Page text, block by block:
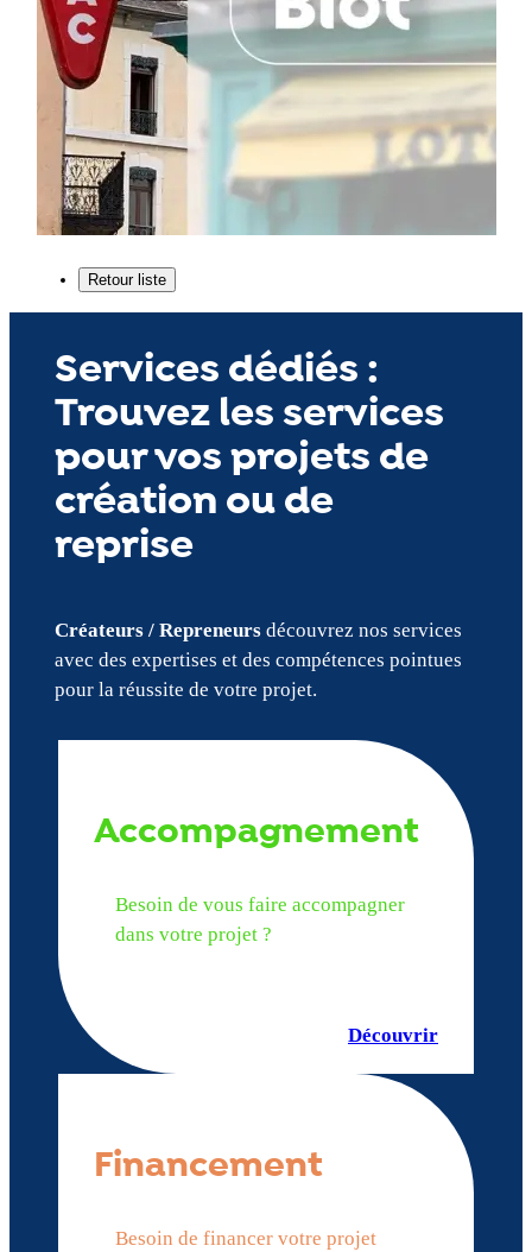
Services dédiés :
Trouvez les services
pour vos projets de
création ou de
reprise
Créateurs / Repreneursdécouvrez nos services
avec des expertises et des compétences pointues
pour la réussite de votre projet.
Accompagnement
Besoin de vous faire accompagner
dans votre projet ?
Découvrir
Financement
Besoin de financer votre projet